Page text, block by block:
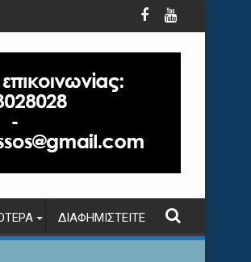
ΔΙΑΦΗΜΙΣΤΕΊΤΕ